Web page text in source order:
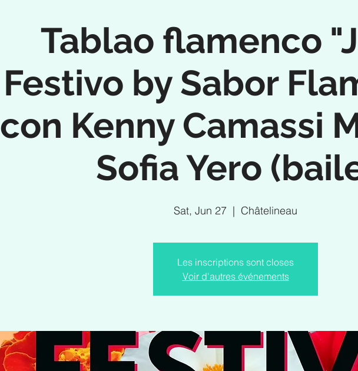
Tablao flamenco
Festivo by Sabor
con Kenny Camassi
Sofia Yero
Sat, Jun 27
  |
Châtelineau
Les inscriptions sont closes
Voir d'autres événements